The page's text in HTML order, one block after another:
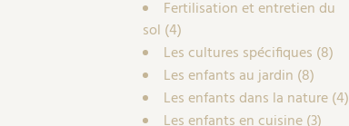
Fertilisation et entretien du
sol (4)
Les cultures spécifiques (8)
Les enfants au jardin (8)
Les enfants dans la nature(4)